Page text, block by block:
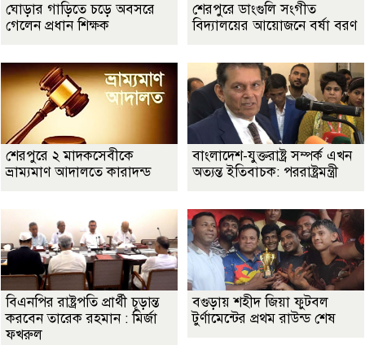
ঘোড়ার গাড়িতে চড়ে অবসরে
গেলেন প্রধান শিক্ষক
শেরপুরে ডাংগুলি সংগীত
বিদ্যালয়ের আয়োজনে বর্ষা বরণ
শেরপুরে ২ মাদকসেবীকে
ভ্রাম্যমাণ আদালতে কারাদন্ড
বাংলাদেশ-যুক্তরাষ্ট্র সম্পর্ক এখন
অত্যন্ত ইতিবাচক: পররাষ্ট্রমন্ত্রী
বিএনপির রাষ্ট্রপতি প্রার্থী চূড়ান্ত
করবেন তারেক রহমান : মির্জা
ফখরুল
বগুড়ায় শহীদ জিয়া ফুটবল
টুর্ণামেন্টের প্রথম রাউন্ড শেষ